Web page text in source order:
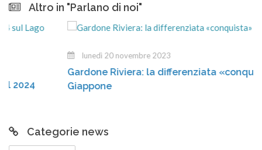
Altro in "Parlano di noi"
lunedì 20 novembre 2023
Gardone Riviera: la differenziata «conquista» il
Giappone
Categorie news